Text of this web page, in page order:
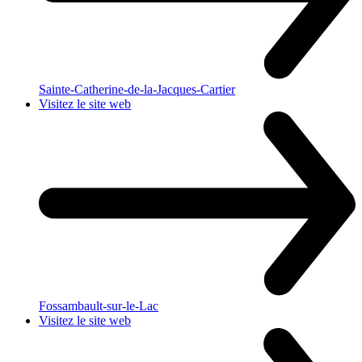
Sainte-Catherine-de-la-Jacques-Cartier
Visitez le site web
Fossambault-sur-le-Lac
Visitez le site web